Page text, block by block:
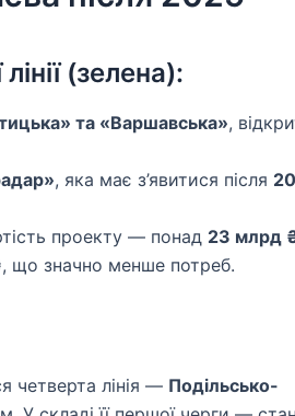
(зелена):
та «Варшавська»,
, яка має з’явитися після
проекту — понад 23 млрд
, що значно менше потреб.
четверта лінія — Подільсько-